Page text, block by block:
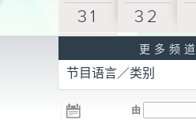
31 32
R3
电台 电台
更多频道
节目语言／类别
由